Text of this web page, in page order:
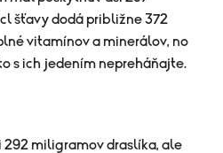
šťavy dodá približne 372
vitamínov a minerálov, no
s ich jedením nepreháňajte.
292 miligramov draslíka, ale